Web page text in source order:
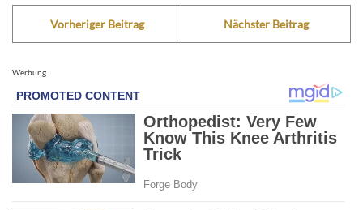
Vorheriger Beitrag Nächster Beitrag
Werbung